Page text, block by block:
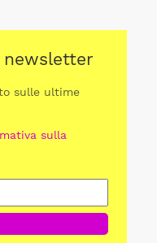
sulle ultime
sulla